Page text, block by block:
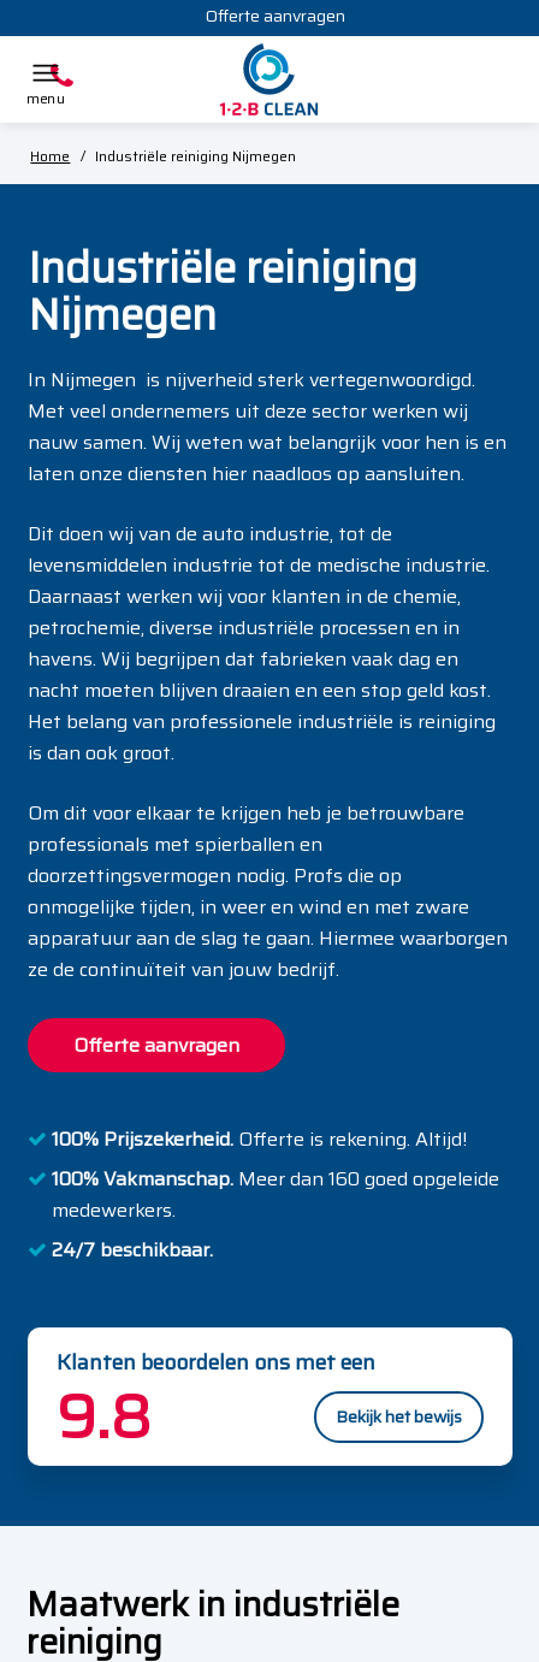
Offerte aanvragen
Home / Industriële reiniging Nijmegen
Industriële reiniging
Nijmegen
In Nijmegen is nijverheid sterk vertegenwoordigd.
Met veel ondernemers uit deze sector werken wij
nauw samen. Wij weten wat belangrijk voor hen is en
laten onze diensten hier naadloos op aansluiten.
Dit doen wij van de auto industrie, tot de
levensmiddelen industrie tot de medische industrie.
Daarnaast werken wij voor klanten in de chemie,
petrochemie, diverse industriële processen en in
havens. Wij begrijpen dat fabrieken vaak dag en
nacht moeten blijven draaien en een stop geld kost.
Het belang van professionele industriële is reiniging
is dan ook groot.
Om dit voor elkaar te krijgen heb je betrouwbare
professionals met spierballen en
doorzettingsvermogen nodig. Profs die op
onmogelijke tijden, in weer en wind en met zware
apparatuur aan de slag te gaan. Hiermee waarborgen
ze de continuïteit van jouw bedrijf.
Offerte aanvragen
100% Prijszekerheid. Offerte is rekening. Altijd!
100% Vakmanschap. Meer dan 160 goed opgeleide
medewerkers.
24/7 beschikbaar.
Klanten beoordelen ons met een
9.8 Bekijk het bewijs
Maatwerk in industriële
reiniging